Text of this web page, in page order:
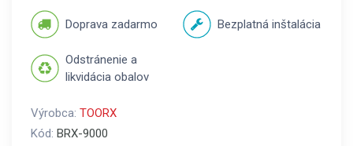
Doprava zadarmo Bezplatná inštalácia
Odstránenie a
likvidácia obalov
Výrobca: TOORX
Kód: BRX-9000